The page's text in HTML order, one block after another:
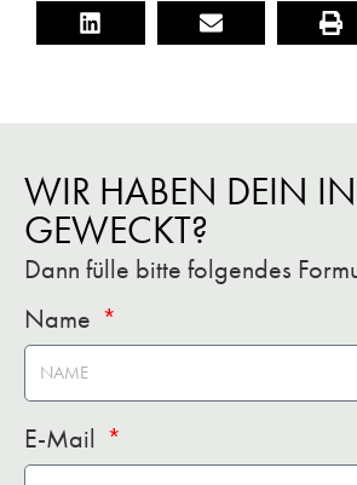
WIR HABEN DEIN
GEWECKT?
Dann fülle bitte folgendes
Name
E-Mail